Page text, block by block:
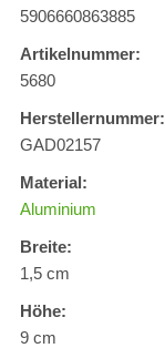
5906660863885
Artikelnummer:
5680
Herstellernummer:
GAD02157
Material:
Aluminium
Breite:
1,5 cm
Höhe:
9 cm